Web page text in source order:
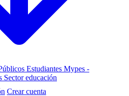
Estudiantes Mypes -
Sector educación
Crear cuenta